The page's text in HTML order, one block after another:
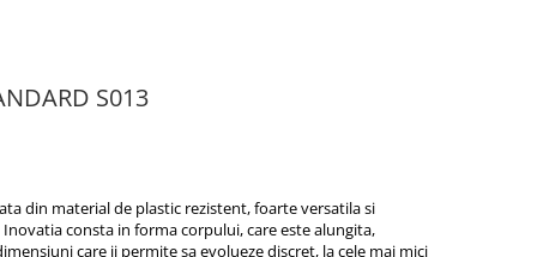
S013
din material de plastic rezistent, foarte versatila si
consta in forma corpului, care este alungita,
care ii permite sa evolueze discret, la cele mai mici